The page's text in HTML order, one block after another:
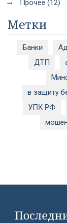
Прочее (12)
Метки
Банки
ДТП
в защиту
УПК РФ